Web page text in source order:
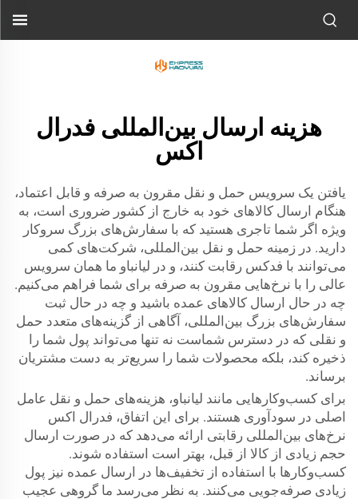
هزینه ارسال بین‌المللی فدرال
اکس
یافتن یک سرویس حمل و نقل مقرون به صرفه و قابل اعتماد،
هنگام ارسال کالاهای خود به خارج از کشور ضروری است، به
ویژه اگر شما تاجری هستید که با سفارش‌های بزرگ سروکار
دارید. در زمینه حمل و نقل بین‌المللی، شرکت‌های کمی
می‌توانند با فدکس رقابت کنند، و در لیانباو ما همان سرویس
عالی را با نرخ‌هایی مقرون به صرفه برای شما فراهم می‌کنیم.
چه در حال ارسال کالاهای عمده باشید و چه در حال ثبت
سفارش‌های بزرگ بین‌المللی، آگاهی از گزینه‌های متعدد حمل
و نقلی که در دسترس شماست نه تنها می‌تواند پول شما را
ذخیره کند، بلکه محصولات شما را سریع‌تر به دست مشتریان
برساند.
برای کسب‌وکارهایی مانند لیانباو، هزینه‌های حمل و نقل عامل
اصلی در سودآوری هستند. برای این اتفاق، فدرال اکس
نرخ‌های بین‌المللی رقابتی ارائه می‌دهد که در صورت ارسال
حجم زیادی از کالا از قبل، بهتر است استفاده شوند.
کسب‌وکارها با استفاده از تخفیف‌ها در ارسال عمده نیز پول
زیادی صرفه‌جویی می‌کنند. به نظر می‌رسد ما گروهی عجیب